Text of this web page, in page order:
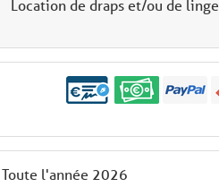
Location de draps et/ou de linge
Toute l'année 2026